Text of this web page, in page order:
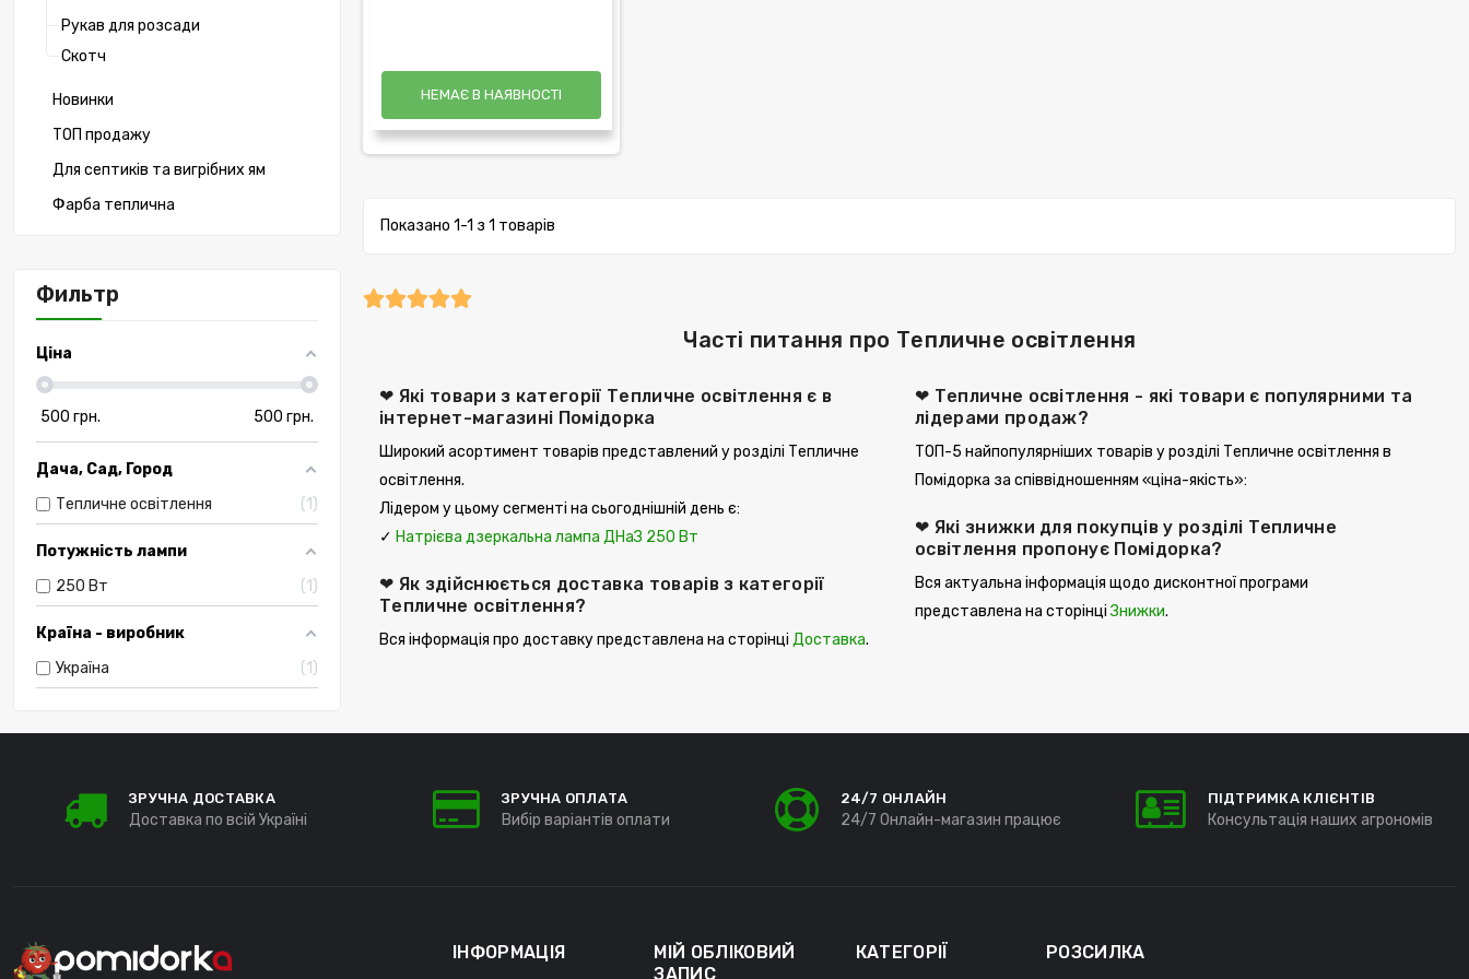
Рукав для розсади
Скотч
Новинки
ТОП продажу
Для септиків та вигрібних ям
Фарба теплична
Фильтр
Ціна
500 грн. 500 грн.
Дача, Сад, Город
Тепличне освітлення
1
Потужність лампи
250 Вт
1
Країна - виробник
Україна
1
НЕМАЄ В НАЯВНОСТІ
Показано 1-1 з 1 товарів
Часті питання про Тепличне освітлення
❤ Які товари з категорії Тепличне освітлення є в
інтернет-магазині Помідорка
Широкий асортимент товарів представлений у розділі Тепличне
освітлення.
Лідером у цьому сегменті на сьогоднішній день є:
✓ Натрієва дзеркальна лампа ДНаЗ 250 Вт
❤ Як здійснюється доставка товарів з категорії
Тепличне освітлення?
Вся інформація про доставку представлена ​​на сторінці Доставка.
❤ Тепличне освітлення - які товари є популярними та
лідерами продаж?
ТОП-5 найпопулярніших товарів у розділі Тепличне освітлення в
Помідорка за співвідношенням «ціна-якість»:
❤ Які знижки для покупців у розділі Тепличне
освітлення пропонує Помідорка?
Вся актуальна інформація щодо дисконтної програми
представлена ​​на сторінціЗнижки.
ЗРУЧНА ДОСТАВКА
Доставка по всій Україні
ЗРУЧНА ОПЛАТА
Вибір варіантів оплати
24/7 ОНЛАЙН
24/7 Онлайн-магазин працює
ПІДТРИМКА КЛІЄНТІВ
Консультація наших агрономів
ІНФОРМАЦІЯ
МІЙ ОБЛІКОВИЙ
ЗАПИС
КАТЕГОРІЇ РОЗСИЛКА